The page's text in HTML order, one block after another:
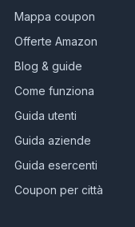
Mappa coupon
Offerte Amazon
Blog & guide
Come funziona
Guida utenti
Guida aziende
Guida esercenti
Coupon per città